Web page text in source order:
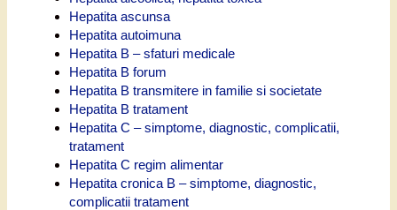
Hepatita ascunsa
Hepatita autoimuna
Hepatita B – sfaturi medicale
Hepatita B forum
Hepatita B transmitere in familie si societate
Hepatita B tratament
Hepatita C – simptome, diagnostic, complicatii,
tratament
Hepatita C regim alimentar
Hepatita cronica B – simptome, diagnostic,
complicatii tratament